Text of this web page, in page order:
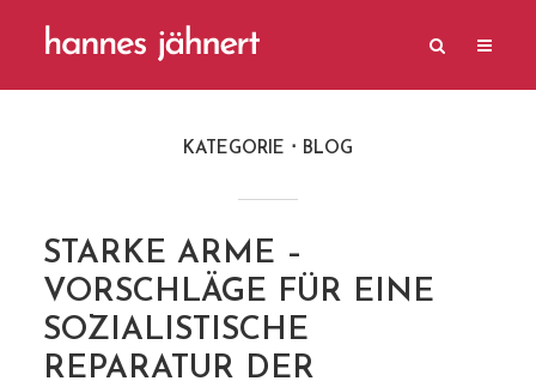
KATEGORIE BLOG
STARKE ARME –
VORSCHLÄGE FÜR EINE
SOZIALISTISCHE
REPARATUR DER